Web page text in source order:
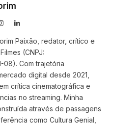
InstagramLinkedIn
Paixão, redator, crítico e
(CNPJ:
08). Com trajetória
digital desde 2021,
crítica cinematográfica e
no streaming. Minha
através de passagens
como Cultura Genial,